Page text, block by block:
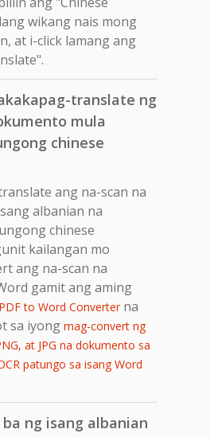
wikang nais mong
at i-click lamang ang
translate ng
mula
chinese
ang na-scan na
albanian na
chinese
kailangan mo
ang na-scan na
gamit ang aming
PDF to Word Converterna
sa iyong mag-convert ng
at JPG na dokumento sa
patungo sa isang Word
ng isang albanian